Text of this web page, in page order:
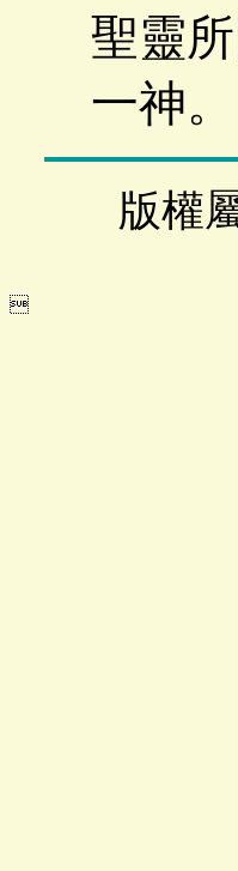
聖靈
一神。
版權
